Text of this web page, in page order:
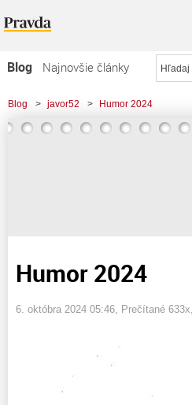
Blog
Najnovšie články
Najčítanejšie články
Najkomentovanejšie články
Blog > javor52 > Humor 2024
Humor 2024
6. októbra 2024 05:46 , Prečítané 633x,